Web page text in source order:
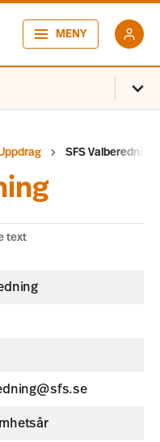
MENY
SFS Valberedning
text